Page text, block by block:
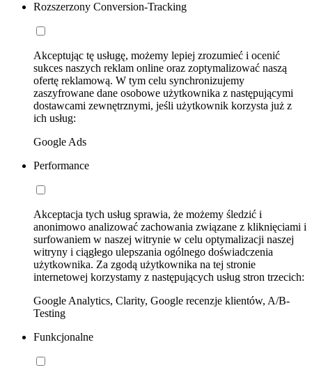
Rozszerzony Conversion-Tracking
Akceptując tę usługę, możemy lepiej zrozumieć i ocenić
sukces naszych reklam online oraz zoptymalizować naszą
ofertę reklamową. W tym celu synchronizujemy
zaszyfrowane dane osobowe użytkownika z następującymi
dostawcami zewnętrznymi, jeśli użytkownik korzysta już z
ich usług:
Google Ads
Performance
Akceptacja tych usług sprawia, że możemy śledzić i
anonimowo analizować zachowania związane z kliknięciami i
surfowaniem w naszej witrynie w celu optymalizacji naszej
witryny i ciągłego ulepszania ogólnego doświadczenia
użytkownika. Za zgodą użytkownika na tej stronie
internetowej korzystamy z następujących usług stron trzecich:
Google Analytics, Clarity, Google recenzje klientów, A/B-
Testing
Funkcjonalne